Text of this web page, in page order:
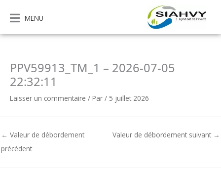
contenu
MENU
PPV59913_TM_1 – 2026-07-05
22:32:11
Laisser un commentaire / Par / 5 juillet 2026
← Valeur de débordement
précédent
Valeur de débordement suivant →